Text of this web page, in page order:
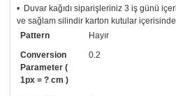
• Duvar kağıdı siparişleriniz 3 iş günü
ve sağlam silindir karton kutular
• Tutkalınız, siparişiniz ile birlikte ücretsiz
Uygulaması standart duvar kağıdı ile
uygulama kılavuzu da gönderilecektir.
• Resimli duvar kağıdı modelinizi siyah
Pattern
Hayır
Conversion
Parameter (
1px = ? cm )
0.2